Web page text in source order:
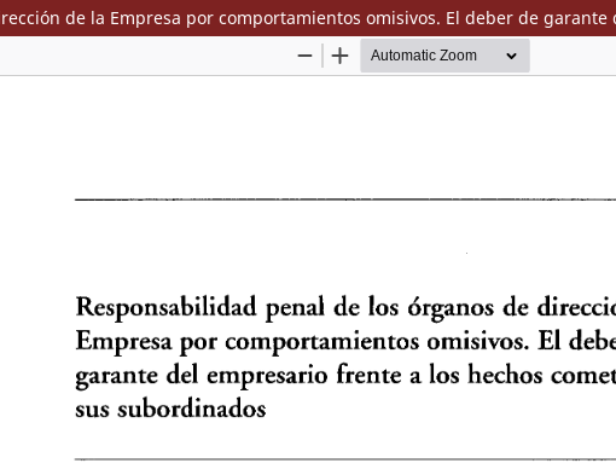
de la Empresa por comportamientos omisivos. El deber de